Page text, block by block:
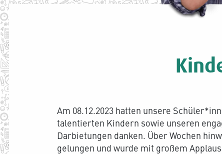
Am 08.12.2023 hatten unsere
talentierten Kindern sowie unseren
Darbietungen danken. Über Wochen
gelungen und wurde mit großem